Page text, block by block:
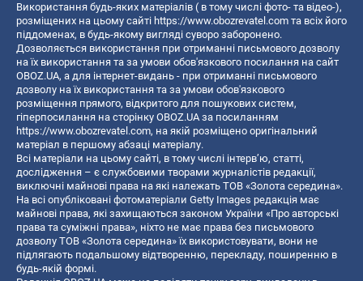
Використання будь-яких матеріалів ( в тому числі фото- та відео-),
розміщених на цьому сайті https://www.obozrevatel.com та всіх його
піддоменах, в будь-якому вигляді суворо заборонено.
Дозволяється використання при отриманні письмового дозволу
на їх використання та за умови обов'язкового посилання на сайт
OBOZ.UA, а для інтернет-видань - при отриманні письмового
дозволу на їх використання та за умови обов'язкового
розміщення прямого, відкритого для пошукових систем,
гіперпосилання на сторінку OBOZ.UA за посиланням
https://www.obozrevatel.com, на якій розміщено оригінальний
матеріал в першому абзаці матеріалу.
Всі матеріали на цьому сайті, в тому числі інтерв’ю, статті,
дослідження – є службовими творами журналістів редакції,
виключні майнові права на які належать ТОВ «Золота середина».
На всі опубліковані фотоматеріали Getty Images редакція має
майнові права, які захищаються законом України «Про авторські
права та суміжні права», ніхто не має права без письмового
дозволу ТОВ «Золота середина» їх використовувати, вони не
підлягають подальшому відтворенню, перекладу, поширенню в
будь-якій формі.